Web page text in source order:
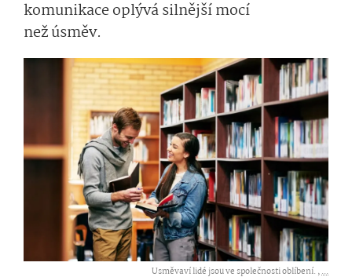
komunikace oplývá silnější mocí
než úsměv.
Usměvaví lidé jsou ve společnosti oblíbení. ,...